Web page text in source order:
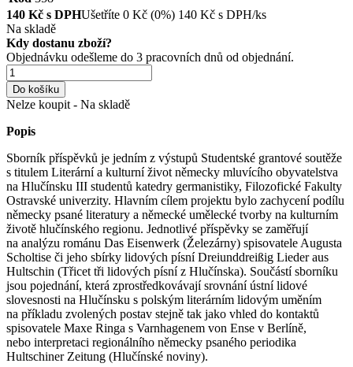
140 Kč s DPHUšetříte 0 Kč (0%) 140 Kč s DPH/ks
Na skladě
Kdy dostanu zboží?
Objednávku odešleme do 3 pracovních dnů od objednání.
Do košíku
Nelze koupit - Na skladě
Popis
Sborník příspěvků je jedním z výstupů Studentské grantové soutěže
s titulem Literární a kulturní život německy mluvícího obyvatelstva
na Hlučínsku III studentů katedry germanistiky, Filozofické Fakulty
Ostravské univerzity. Hlavním cílem projektu bylo zachycení podílu
německy psané literatury a německé umělecké tvorby na kulturním
životě hlučínského regionu. Jednotlivé příspěvky se zaměřují
na analýzu románu Das Eisenwerk (Železárny) spisovatele Augusta
Scholtise či jeho sbírky lidových písní Dreiunddreißig Lieder aus
Hultschin (Třicet tři lidových písní z Hlučínska). Součástí sborníku
jsou pojednání, která zprostředkovávají srovnání ústní lidové
slovesnosti na Hlučínsku s polským literárním lidovým uměním
na příkladu zvolených postav stejně tak jako vhled do kontaktů
spisovatele Maxe Ringa s Varnhagenem von Ense v Berlíně,
nebo interpretaci regionálního německy psaného periodika
Hultschiner Zeitung (Hlučínské noviny).